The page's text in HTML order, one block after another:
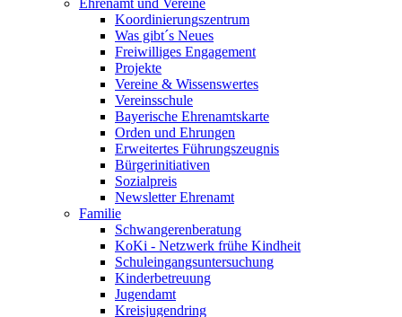
Ehrenamt und Vereine
Koordinierungszentrum
Was gibt´s Neues
Freiwilliges Engagement
Projekte
Vereine & Wissenswertes
Vereinsschule
Bayerische Ehrenamtskarte
Orden und Ehrungen
Erweitertes Führungszeugnis
Bürgerinitiativen
Sozialpreis
Newsletter Ehrenamt
Familie
Schwangerenberatung
KoKi - Netzwerk frühe Kindheit
Schuleingangsuntersuchung
Kinderbetreuung
Jugendamt
Kreisjugendring